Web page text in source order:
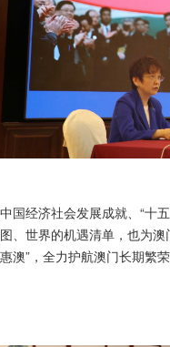
国经济社会发展成就、“
、世界的机遇清单，也为
澳”，全力护航澳门长期